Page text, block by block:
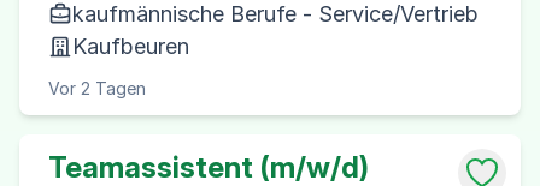
kaufmännische Berufe - Service/Vertrieb
Kaufbeuren
Vor 2 Tagen
Teamassistent (m/w/d)